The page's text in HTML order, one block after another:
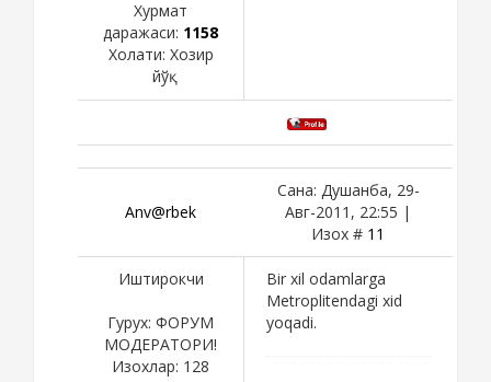
Хурмат
даражаси: 1158
Холати: Хозир
йўқ
Anv@rbek
Сана: Душанба, 29-
Авг-2011, 22:55 |
Изох # 11
Иштирокчи
Гурух: ФОРУМ
МОДЕРАТОРИ!
Изохлар: 128
Bir xil odamlarga
Metroplitendagi xid
yoqadi.